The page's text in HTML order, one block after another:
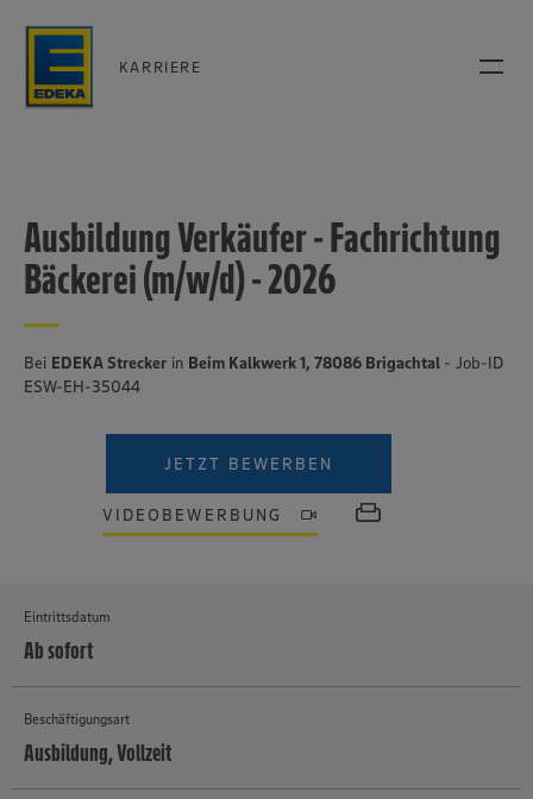
KARRIERE
Ausbildung Verkäufer - Fachrichtung
Bäckerei (m/w/d) - 2026
Bei EDEKA Strecker in Beim Kalkwerk 1, 78086 Brigachtal - Job-ID
ESW-EH-35044
JETZT BEWERBEN
VIDEOBEWERBUNG
Eintrittsdatum
Ab sofort
Beschäftigungsart
Ausbildung, Vollzeit